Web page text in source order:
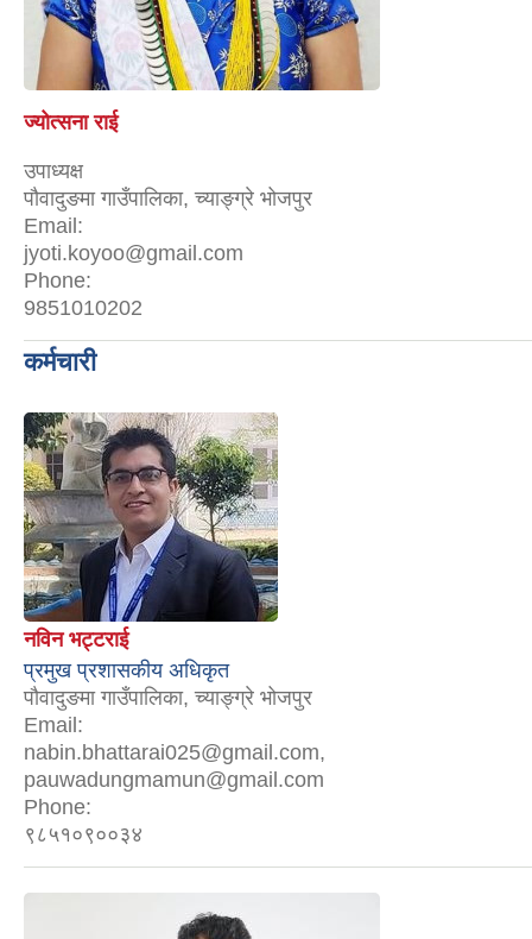
ज्योत्सना राई
उपाध्यक्ष
पौवादुङमा गाउँपालिका, च्याङ्ग्रे भोजपुर
Email:
jyoti.koyoo@gmail.com
Phone:
9851010202
कर्मचारी
नविन भट्टराई
प्रमुख प्रशासकीय अधिकृत
पौवादुङमा गाउँपालिका, च्याङ्ग्रे भोजपुर
Email:
nabin.bhattarai025@gmail.com,
pauwadungmamun@gmail.com
Phone:
९८५१०९००३४